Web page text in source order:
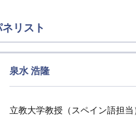
リスト
泉水 浩隆
立教大学教授（スペイン語担当